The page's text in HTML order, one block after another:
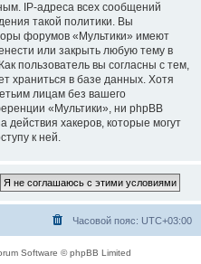
IP-адреса всех сообщений
такой политики. Вы
форумов «Мультики» имеют
или закрыть любую тему в
пользователь вы согласны с тем,
храниться в базе данных. Хотя
лицам без вашего
«Мультики», ни phpBB
действия хакеров, которые могут
к ней.
Часовой пояс: UTC+03:00
Software © phpBB Limited